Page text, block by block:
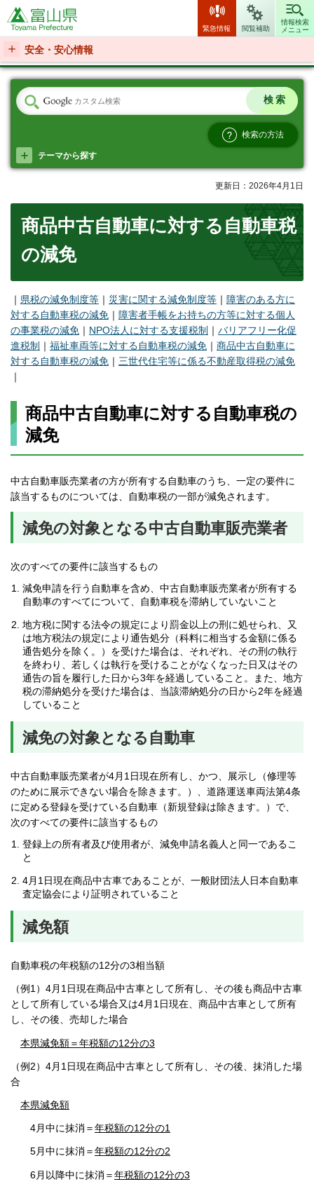
富山県
緊急情報 閲覧補助
情報検索
メニュー
安全・安心情報
検索の方法
テーマから探す
更新日：2026年4月1日
商品中古自動車に対する自動車税
の減免
｜ 県税の減免制度等 ｜ 災害に関する減免制度等 ｜ 障害のある方に
対する自動車税の減免 ｜ 障害者手帳をお持ちの方等に対する個人
の事業税の減免 ｜ NPO法人に対する支援税制 ｜ バリアフリー化促
進税制 ｜ 福祉車両等に対する自動車税の減免 ｜ 商品中古自動車に
対する自動車税の減免 ｜ 三世代住宅等に係る不動産取得税の減免
｜
商品中古自動車に対する自動車税の
減免
中古自動車販売業者の方が所有する自動車のうち、一定の要件に
該当するものについては、自動車税の一部が減免されます。
減免の対象となる中古自動車販売業者
次のすべての要件に該当するもの
減免申請を行う自動車を含め、中古自動車販売業者が所有する
自動車のすべてについて、自動車税を滞納していないこと
地方税に関する法令の規定により罰金以上の刑に処せられ、又
は地方税法の規定により通告処分（科料に相当する金額に係る
通告処分を除く。）を受けた場合は、それぞれ、その刑の執行
を終わり、若しくは執行を受けることがなくなった日又はその
通告の旨を履行した日から3年を経過していること。また、地方
税の滞納処分を受けた場合は、当該滞納処分の日から2年を経過
していること
減免の対象となる自動車
中古自動車販売業者が4月1日現在所有し、かつ、展示し（修理等
のために展示できない場合を除きます。）、道路運送車両法第4条
に定める登録を受けている自動車（新規登録は除きます。）で、
次のすべての要件に該当するもの
登録上の所有者及び使用者が、減免申請名義人と同一であるこ
と
4月1日現在商品中古車であることが、一般財団法人日本自動車
査定協会により証明されていること
減免額
自動車税の年税額の12分の3相当額
（例1）4月1日現在商品中古車として所有し、その後も商品中古車
として所有している場合又は4月1日現在、商品中古車として所有
し、その後、売却した場合
本県減免額＝年税額の12分の3
（例2）4月1日現在商品中古車として所有し、その後、抹消した場
合
本県減免額
4月中に抹消＝年税額の12分の1
5月中に抹消＝年税額の12分の2
6月以降中に抹消＝年税額の12分の3